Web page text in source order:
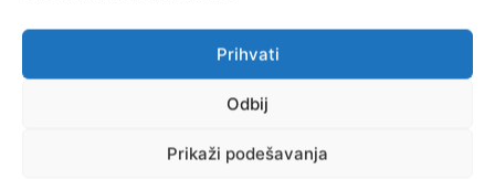
Prihvati
Odbij
Prikaži podešavanja
Najnovije vijesti